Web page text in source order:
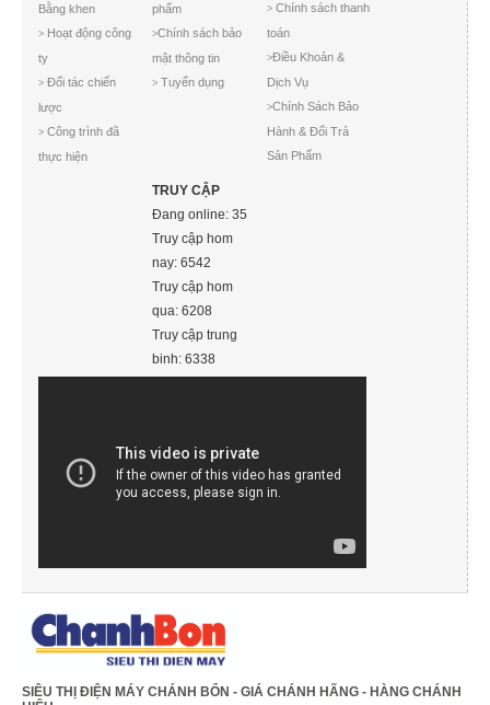
Bằng khen
> Hoạt động công
ty
> Đối tác chiến
lược
> Công trình đã
thực hiện
phẩm
>Chính sách bảo
mật thông tin
> Tuyển dụng
>Chính sách thanh
toán
>Điều Khoản &
Dịch Vụ
>Chính Sách Bảo
Hành & Đổi Trả
Sản Phẩm
TRUY CẬP
Đang online: 35
Truy cập hom
nay: 6542
Truy cập hom
qua: 6208
Truy cập trung
binh: 6338
SIÊU THỊ ĐIỆN MÁY CHÁNH BỔN - GIÁ CHÁNH HÃNG - HÀNG CHÁNH